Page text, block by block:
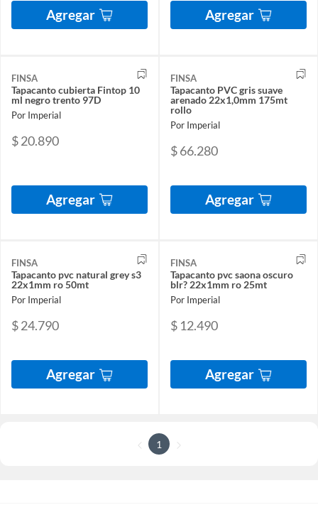
Agregar Agregar
FINSA
Tapacanto cubierta Fintop 10
ml negro trento 97D
Por Imperial
$ 20.890
Agregar
FINSA
Tapacanto PVC gris suave
arenado 22x1,0mm 175mt
rollo
Por Imperial
$ 66.280
Agregar
FINSA
Tapacanto pvc natural grey s3
22x1mm ro 50mt
Por Imperial
$ 24.790
Agregar
FINSA
Tapacanto pvc saona oscuro
blr? 22x1mm ro 25mt
Por Imperial
$ 12.490
Agregar
1